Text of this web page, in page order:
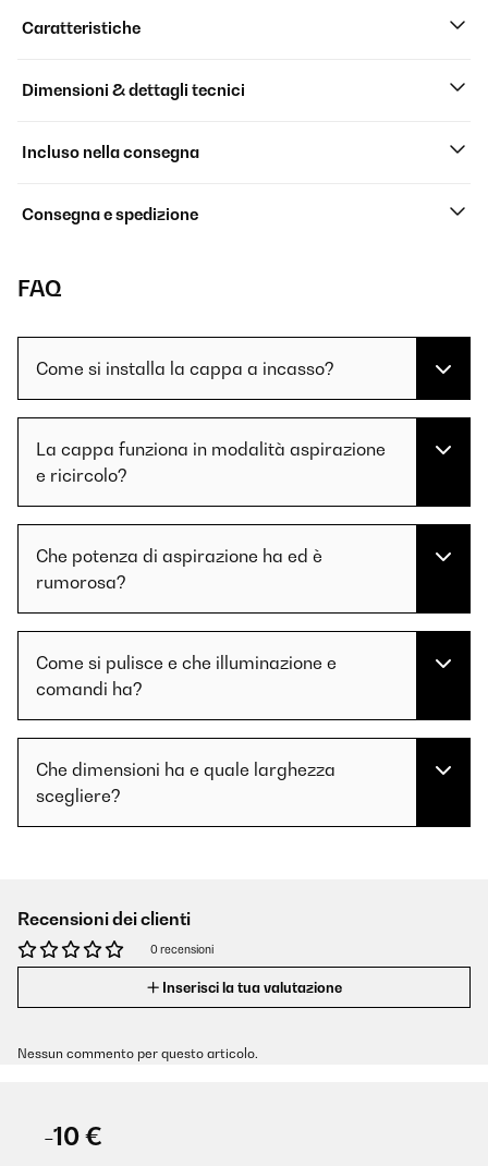
Caratteristiche
Dimensioni & dettagli tecnici
Incluso nella consegna
Consegna e spedizione
FAQ
Come si installa la cappa a incasso?
La cappa funziona in modalità aspirazione
e ricircolo?
Che potenza di aspirazione ha ed è
rumorosa?
Come si pulisce e che illuminazione e
comandi ha?
Che dimensioni ha e quale larghezza
scegliere?
Recensioni dei clienti
0 recensioni
Inserisci la tua valutazione
Nessun commento per questo articolo.
-10 €